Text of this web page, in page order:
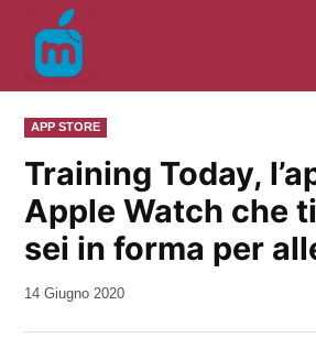
contenuto
PUBBLICATO
IN
APP STORE
Training Today,
Apple Watch che
sei in forma per
da
14 Giugno 2020